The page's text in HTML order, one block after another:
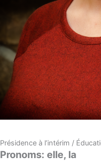
Présidence à l’intérim /
Pronoms: elle, la